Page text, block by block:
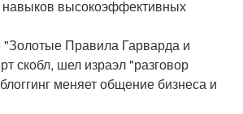
высокоэффективных
Правила Гарварда и
скобл, шел израэл "разговор
меняет общение бизнеса и